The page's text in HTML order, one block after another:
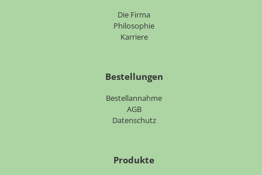
Die Firma
Philosophie
Karriere
Bestellungen
Bestellannahme
AGB
Datenschutz
Produkte